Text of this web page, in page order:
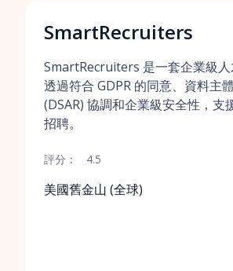
SmartRecruiters
SmartRecruiters 是一套企業級人
透過符合 GDPR 的同意、資料主
(DSAR) 協調和企業級安全性，支
招聘。
評分： 4.5
美國舊金山 (全球)